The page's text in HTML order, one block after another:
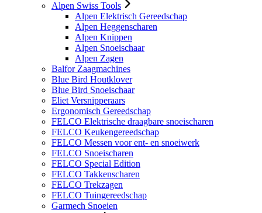
Alpen Swiss Tools
Alpen Elektrisch Gereedschap
Alpen Heggenscharen
Alpen Knippen
Alpen Snoeischaar
Alpen Zagen
Balfor Zaagmachines
Blue Bird Houtklover
Blue Bird Snoeischaar
Eliet Versnipperaars
Ergonomisch Gereedschap
FELCO Elektrische draagbare snoeischaren
FELCO Keukengereedschap
FELCO Messen voor ent- en snoeiwerk
FELCO Snoeischaren
FELCO Special Edition
FELCO Takkenscharen
FELCO Trekzagen
FELCO Tuingereedschap
Garmech Snoeien